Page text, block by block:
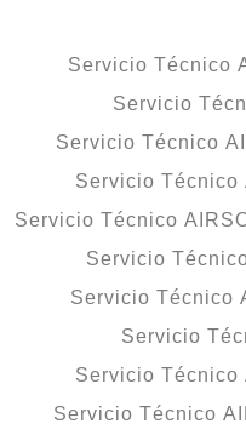
Servicio Técnico
Servicio
Servicio Técnico
Servicio Técnico
Servicio Técnico
Servicio
Servicio Técnico
Servicio
Servicio Técnico
Servicio Técnico